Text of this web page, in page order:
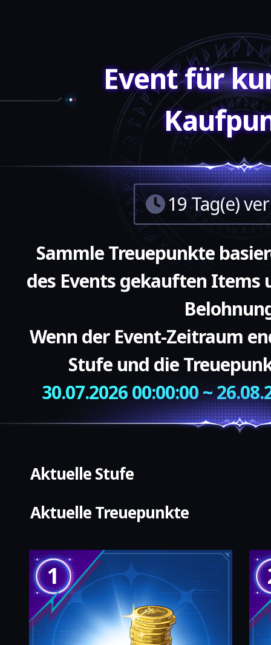
Event für
19 Tag(e)
Sammle Treuepunkte
des Events gekauften Items
Wenn der Event-Zeitraum
Stufe und die
30.07.2026 00:00:00 ~
Aktuelle Stufe
Aktuelle Treuepunkte
1